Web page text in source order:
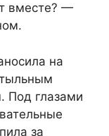
вместе? —
на
Под глазами
за